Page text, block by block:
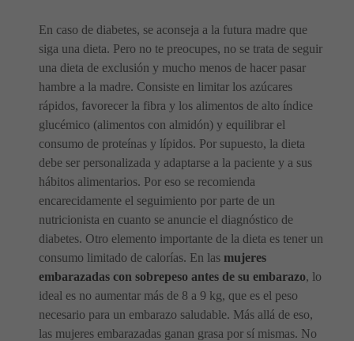
En caso de diabetes, se aconseja a la futura madre que
siga una dieta. Pero no te preocupes, no se trata de seguir
una dieta de exclusión y mucho menos de hacer pasar
hambre a la madre. Consiste en limitar los azúcares
rápidos, favorecer la fibra y los alimentos de alto índice
glucémico (alimentos con almidón) y equilibrar el
consumo de proteínas y lípidos. Por supuesto, la dieta
debe ser personalizada y adaptarse a la paciente y a sus
hábitos alimentarios. Por eso se recomienda
encarecidamente el seguimiento por parte de un
nutricionista en cuanto se anuncie el diagnóstico de
diabetes. Otro elemento importante de la dieta es tener un
consumo limitado de calorías. En las mujeres
embarazadas con sobrepeso antes de su embarazo, lo
ideal es no aumentar más de 8 a 9 kg, que es el peso
necesario para un embarazo saludable. Más allá de eso,
las mujeres embarazadas ganan grasa por sí mismas. No